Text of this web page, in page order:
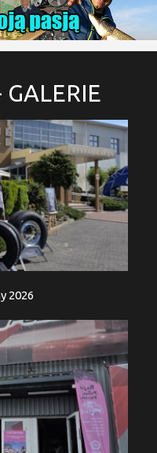
GALERIE
2026